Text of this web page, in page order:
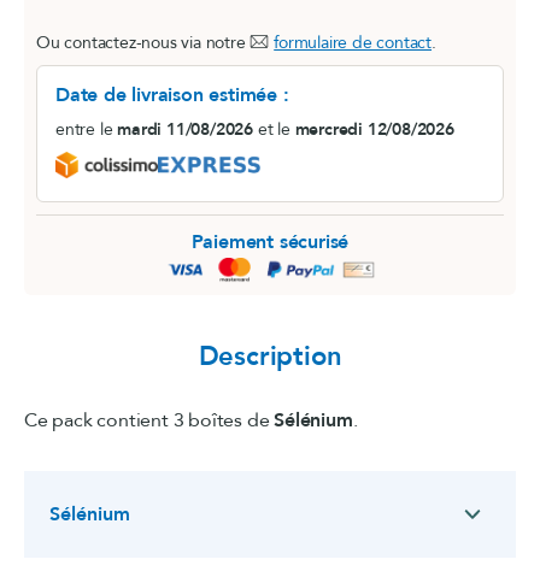
Ou contactez-nous via notre formulaire de contact.
Date de livraison estimée :
entre lemardi 11/08/2026 et le mercredi 12/08/2026
Paiement sécurisé
Description
Ce pack contient 3 boîtes deSélénium.
Sélénium